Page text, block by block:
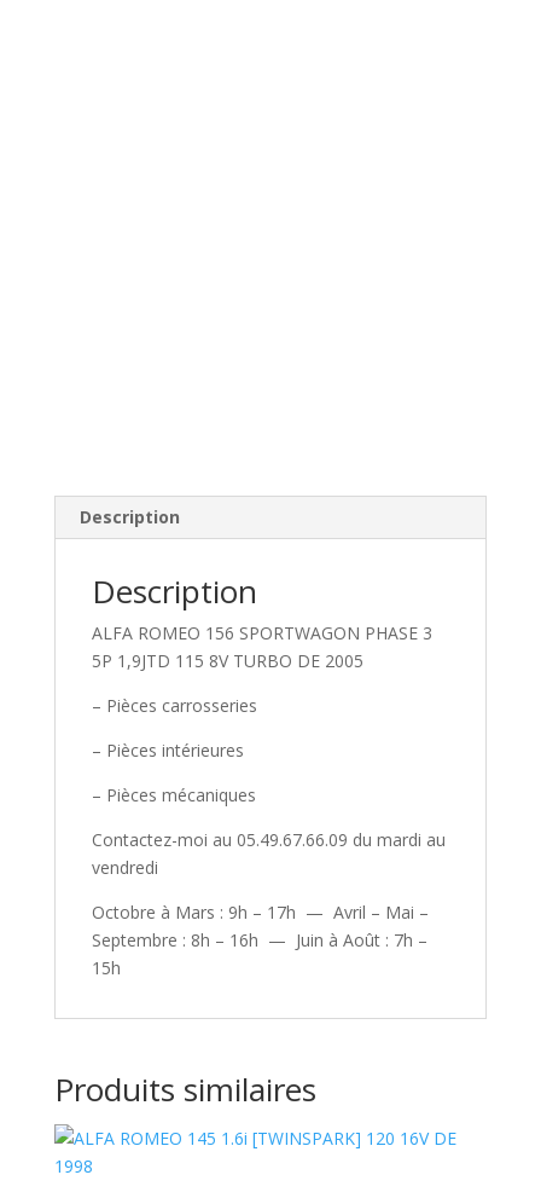
Description
Description
ALFA ROMEO 156 SPORTWAGON PHASE 3
5P 1,9JTD 115 8V TURBO DE 2005
– Pièces carrosseries
– Pièces intérieures
– Pièces mécaniques
Contactez-moi au 05.49.67.66.09 du mardi au
vendredi
Octobre à Mars : 9h – 17h — Avril – Mai –
Septembre : 8h – 16h — Juin à Août : 7h –
15h
Produits similaires